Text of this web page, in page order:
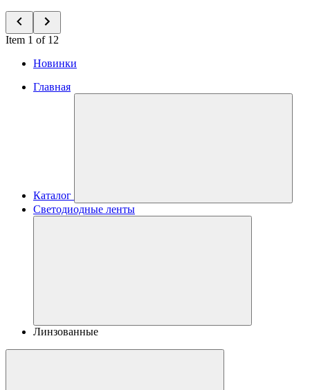
Item 1 of 12
Новинки
Главная
Каталог
Светодиодные ленты
Линзованные